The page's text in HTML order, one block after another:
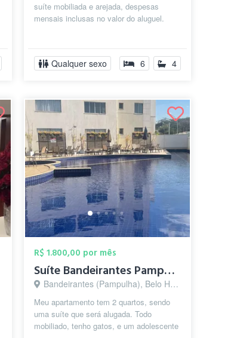
suíte mobiliada e arejada, despesas
mensais inclusas no valor do aluguel.
Qualquer sexo 6 4
R$ 1.800,00 por mês
Suíte Bandeirantes Pampulha
Bandeirantes (Pampulha), Belo Horizonte - MG
Meu apartamento tem 2 quartos, sendo
uma suíte que será alugada. Todo
mobiliado, tenho gatos, e um adolescente